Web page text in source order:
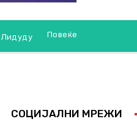
Лидуду Повеќе
СОЦИЈАЛНИ МРЕЖИ